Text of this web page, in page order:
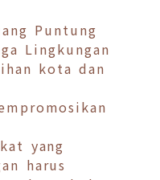
Puntung
Lingkungan
kota dan
yang
harus